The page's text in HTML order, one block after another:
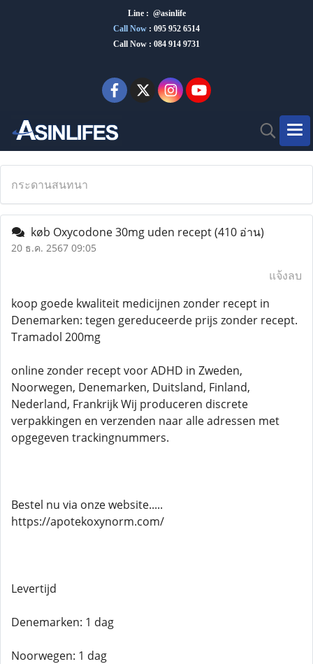
Line : @asinlife
Call Now : 095 952 6514
Call Now : 084 914 9731
กระดานสนทนา
køb Oxycodone 30mg uden recept(410 อ่าน)
20 ธ.ค. 2567 09:05
แจ้งลบ
koop goede kwaliteit medicijnen zonder recept in
Denemarken: tegen gereduceerde prijs zonder recept.
Tramadol 200mg
online zonder recept voor ADHD in Zweden,
Noorwegen, Denemarken, Duitsland, Finland,
Nederland, Frankrijk Wij produceren discrete
verpakkingen en verzenden naar alle adressen met
opgegeven trackingnummers.
Bestel nu via onze website.....
https://apotekoxynorm.com/
Levertijd
Denemarken: 1 dag
Noorwegen: 1 dag